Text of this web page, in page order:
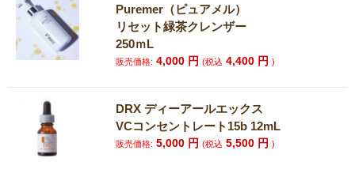
Puremer（ピュアメル）
リセット緑茶クレンザー
250ｍL
販売価格: 4,000 円(税込 4,400 円)
DRX ディーアールエックス
VCコンセントレート15b 12mL
販売価格: 5,000 円(税込 5,500 円)